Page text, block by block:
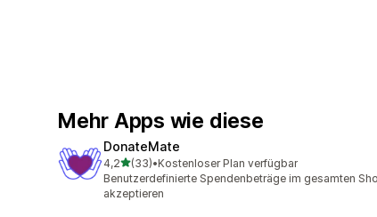
Mehr Apps wie diese
DonateMate
4,2von 5 Sternen
(33)
33 Rezensionen insgesamt
•Kostenloser Plan verfügbar
Benutzerdefinierte Spendenbeträge im gesamten
akzeptieren